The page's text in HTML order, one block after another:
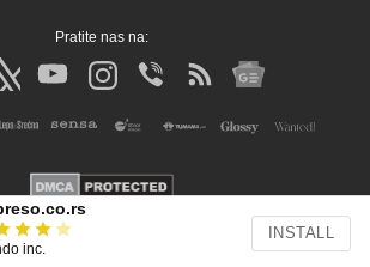
Pratite nas na:
2026. Sva prava zadržana. Mondo inc.
inc.
INSTALL